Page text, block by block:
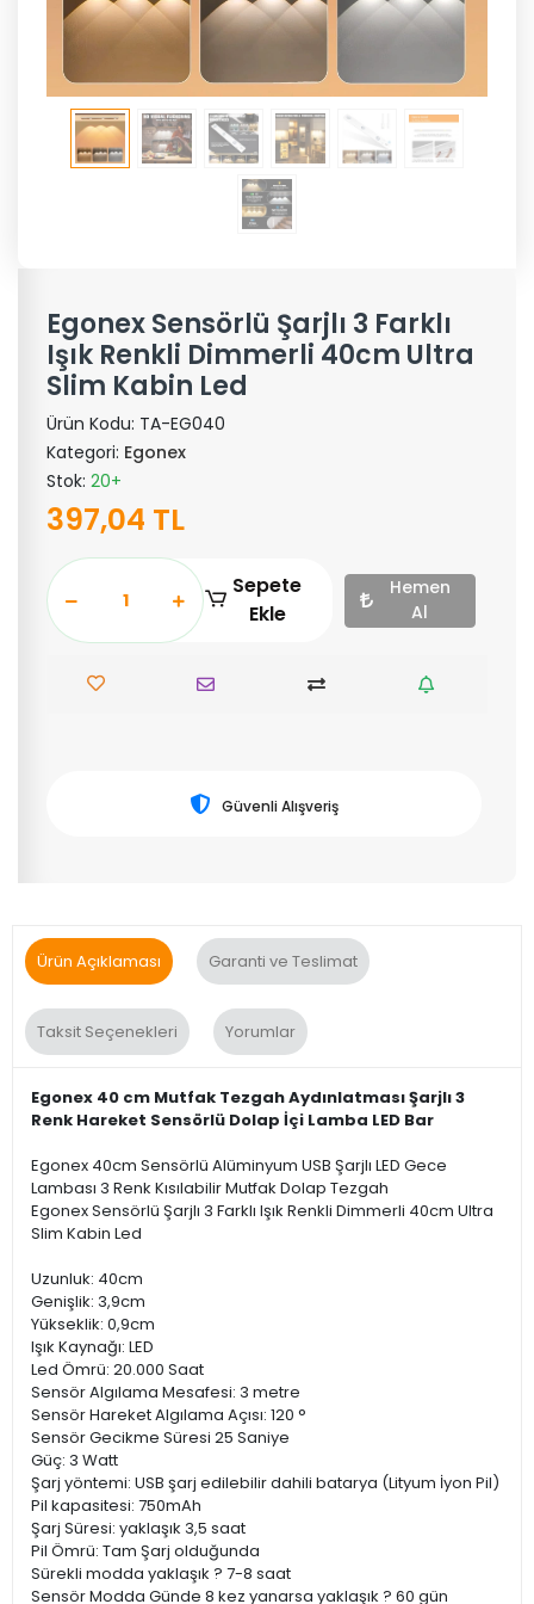
Egonex Sensörlü Şarjlı 3 Farklı
Işık Renkli Dimmerli 40cm Ultra
Slim Kabin Led
Ürün Kodu: TA-EG040
Kategori: Egonex
Stok: 20+
397,04 TL
Sepete
Ekle
Hemen
Al
Güvenli Alışveriş
Ürün Açıklaması Garanti ve Teslimat
Taksit Seçenekleri Yorumlar
Egonex 40 cm Mutfak Tezgah Aydınlatması Şarjlı 3
Renk Hareket Sensörlü Dolap İçi Lamba LED Bar
Egonex 40cm Sensörlü Alüminyum USB Şarjlı LED Gece
Lambası 3 Renk Kısılabilir Mutfak Dolap Tezgah
Egonex Sensörlü Şarjlı 3 Farklı Işık Renkli Dimmerli 40cm Ultra
Slim Kabin Led
Uzunluk: 40cm
Genişlik: 3,9cm
Yükseklik: 0,9cm
Işık Kaynağı: LED
Led Ömrü: 20.000 Saat
Sensör Algılama Mesafesi: 3 metre
Sensör Hareket Algılama Açısı: 120 °
Sensör Gecikme Süresi 25 Saniye
Güç: 3 Watt
Şarj yöntemi: USB şarj edilebilir dahili batarya (Lityum İyon Pil)
Pil kapasitesi: 750mAh
Şarj Süresi: yaklaşık 3,5 saat
Pil Ömrü: Tam Şarj olduğunda
Sürekli modda yaklaşık ? 7-8 saat
Sensör Modda Günde 8 kez yanarsa yaklaşık ? 60 gün